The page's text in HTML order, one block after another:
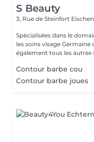
S Beauty
3, Rue de Steinfort
Spécialisées dans le
les soins visage
également tous les autres
Contour barbe cou
Contour barbe joues